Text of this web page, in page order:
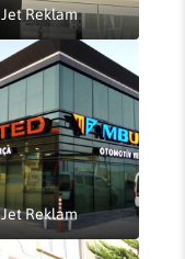
Jet Reklam
Jet Reklam